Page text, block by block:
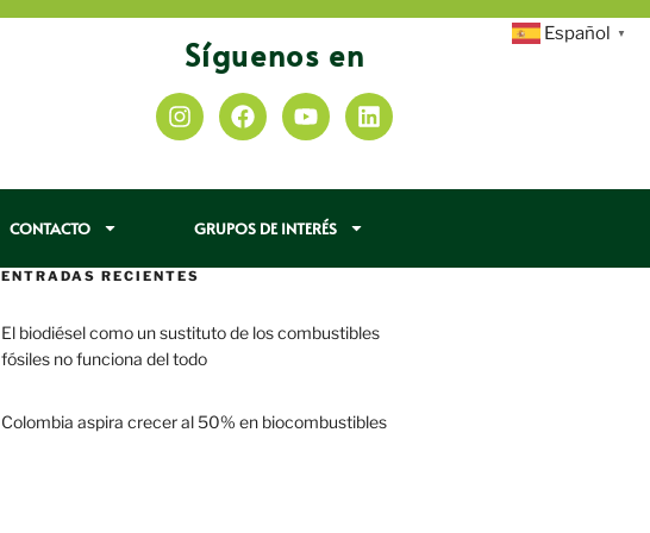
Síguenos en
CONTACTO GRUPOS DE INTERÉS
ENTRADAS RECIENTES
El biodiésel como un sustituto de los combustibles
fósiles no funciona del todo
Colombia aspira crecer al 50% en biocombustibles
Español ▼